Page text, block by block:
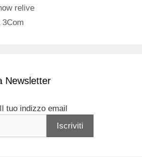
relive
Newsletter
Il tuo indizzo email